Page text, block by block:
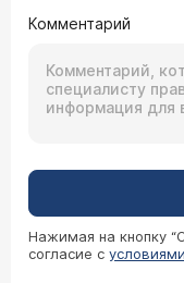
Комментарий
Нажимая на кнопку
согласие с